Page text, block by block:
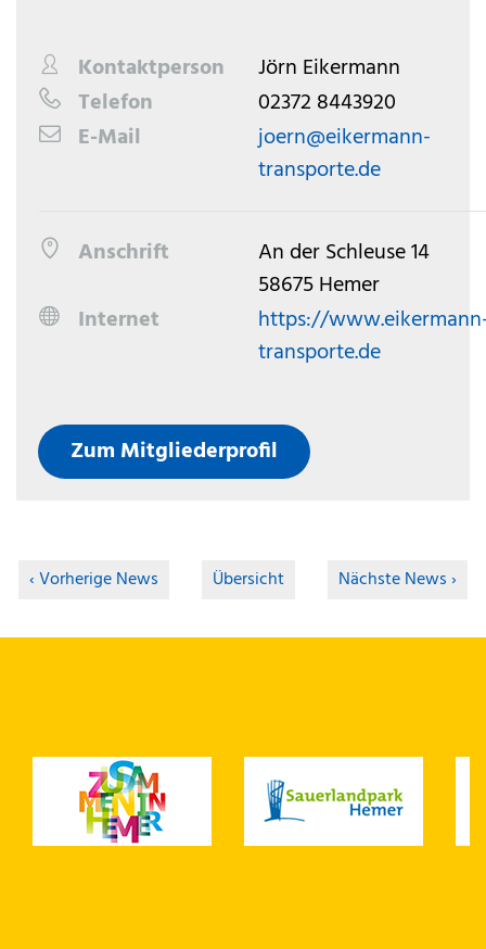
Kontaktperson
Jörn Eikermann
Telefon
02372 8443920
E-Mail
joern@eikermann-
transporte.de
Anschrift
An der Schleuse 14
58675 Hemer
Internet
https://
transporte.de
Zum Mitgliederprofil
Vorherige News Übersicht Nächste News